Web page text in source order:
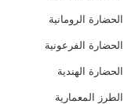
الحضارة الرومانية
الحضارة الفرعونية
الحضارة الهندية
الطرز المعمارية